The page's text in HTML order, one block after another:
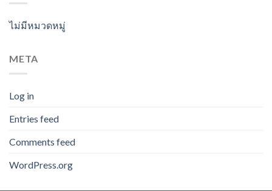
ไม่มีหมวดหมู่
META
Log in
Entries feed
Comments feed
WordPress.org